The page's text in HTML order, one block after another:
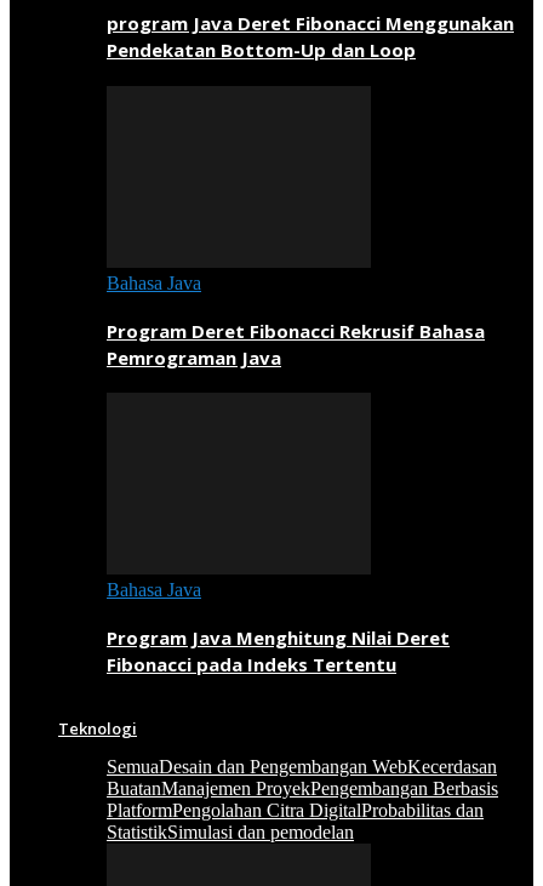
program Java Deret Fibonacci Menggunakan
Pendekatan Bottom-Up dan Loop
Bahasa Java
Program Deret Fibonacci Rekrusif Bahasa
Pemrograman Java
Bahasa Java
Program Java Menghitung Nilai Deret
Fibonacci pada Indeks Tertentu
Teknologi
SemuaDesain dan Pengembangan WebKecerdasan
BuatanManajemen ProyekPengembangan Berbasis
PlatformPengolahan Citra DigitalProbabilitas dan
StatistikSimulasi dan pemodelan